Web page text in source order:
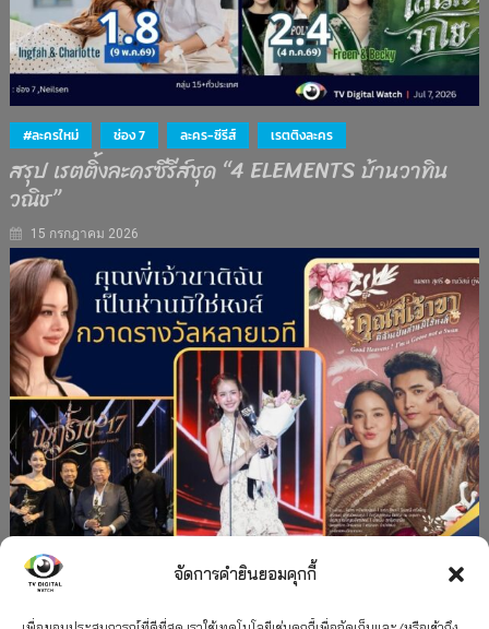
จัดการคำยินยอมคุกกี้
#ละครใหม่ ช่อง 7 ละคร-ซีรีส์ เรตติงละคร
สรุป เรตติ้งละครซีรีส์ชุด “4 ELEMENTS บ้านวาทิน
วณิช”
15 กรกฎาคม 2026